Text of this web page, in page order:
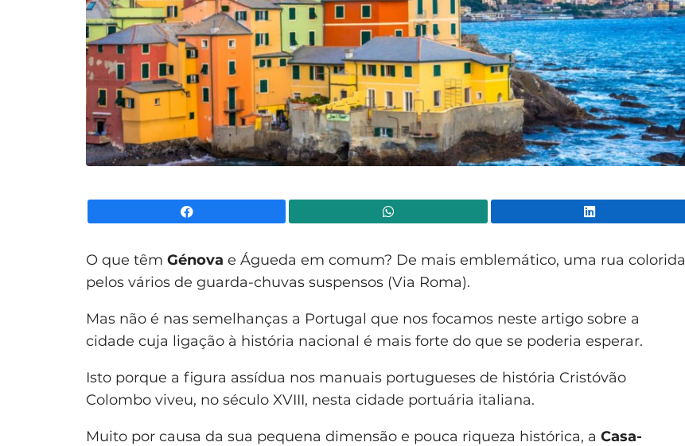
O que têm Génova e Águeda em comum? De mais emblemático, uma rua colorida
pelos vários de guarda-chuvas suspensos (Via Roma).
Mas não é nas semelhanças a Portugal que nos focamos neste artigo sobre a
cidade cuja ligação à história nacional é mais forte do que se poderia esperar.
Isto porque a figura assídua nos manuais portugueses de história Cristóvão
Colombo viveu, no século XVIII, nesta cidade portuária italiana.
Muito por causa da sua pequena dimensão e pouca riqueza histórica, a Casa-